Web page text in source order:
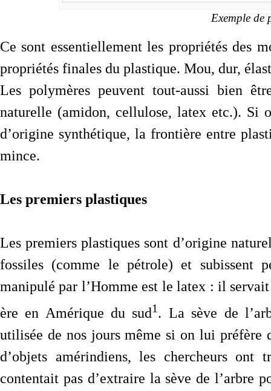
Exemple de
Ce sont essentiellement les propriétés des
propriétés finales du plastique. Mou, dur,
Les polymères peuvent tout-aussi bien
naturelle (amidon, cellulose, latex etc.). Si
d’origine synthétique, la frontière entre
mince.
Les premiers plastiques
Les premiers plastiques sont d’origine
fossiles (comme le pétrole) et subissent
manipulé par l’Homme est le latex : il
ère en Amérique du sud1. La sève de
utilisée de nos jours même si on lui préfère
d’objets amérindiens, les chercheurs
contentait pas d’extraire la sève de l’arbre